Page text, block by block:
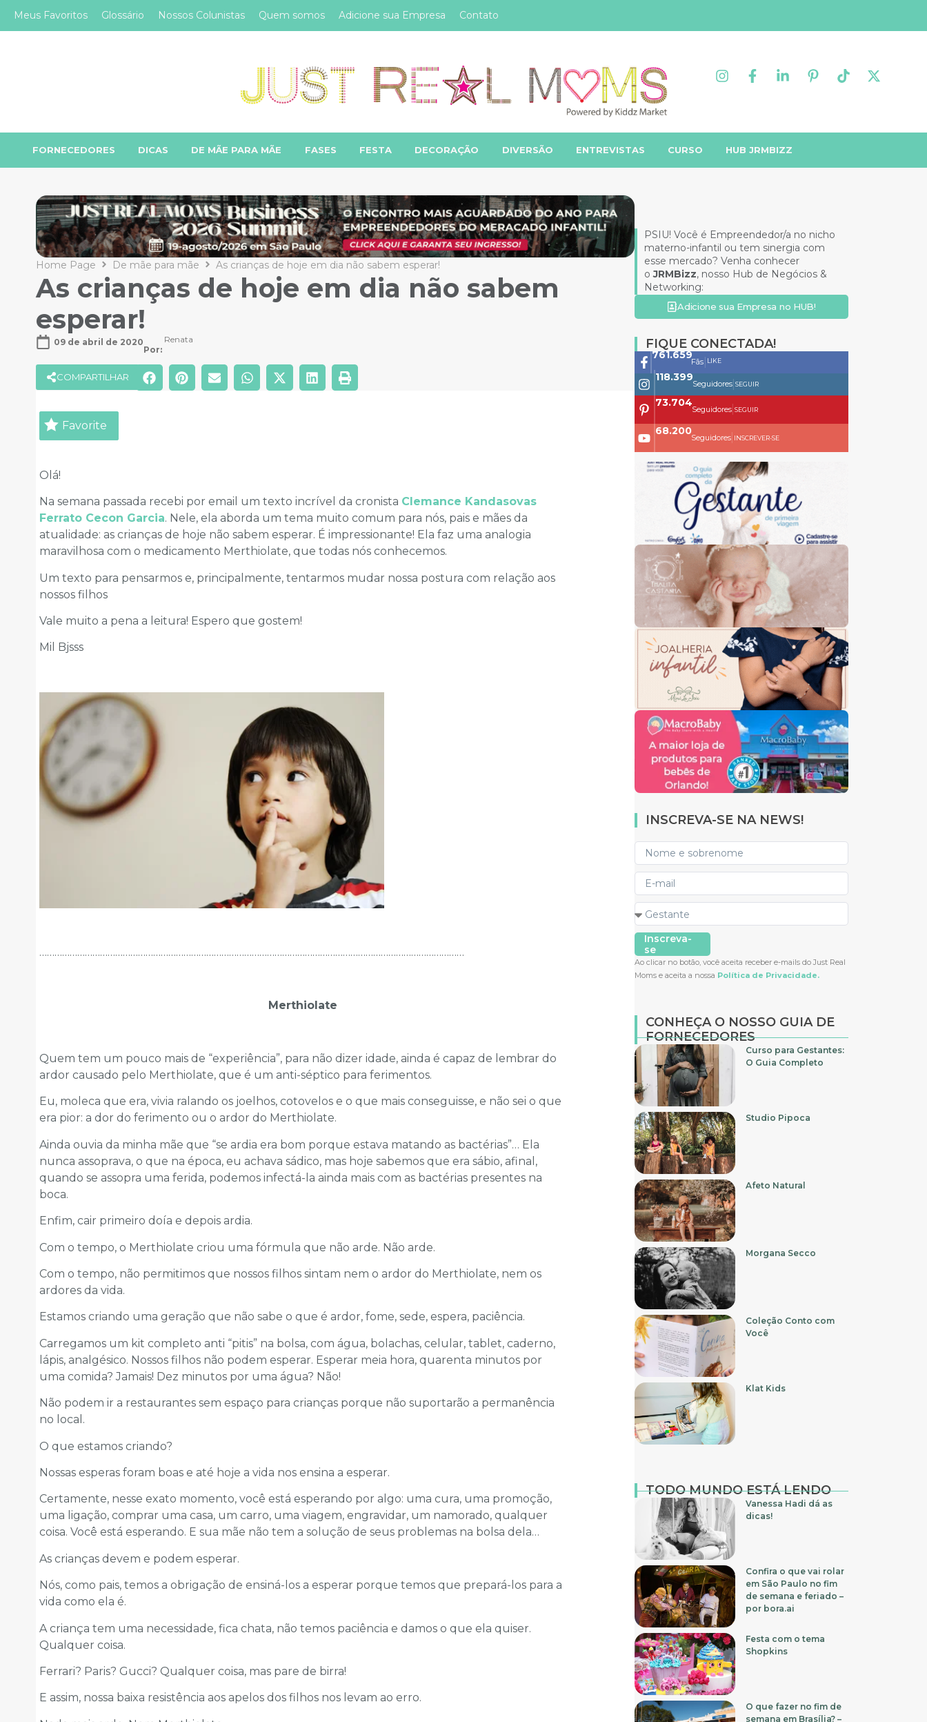
Meus Favoritos Glossário Nossos Colunistas Quem somos Adicione sua Empresa Contato
FORNECEDORES DICAS DE MÃE PARA MÃE FASES FESTA DECORAÇÃO DIVERSÃO ENTREVISTAS CURSO HUB JRMBIZZ
Home Page De mãe para mãe As crianças de hoje em dia não sabem esperar!
As crianças de hoje em dia não sabem
esperar!
09 de abril de 2020
Por:
Renata
COMPARTILHAR
Favorite
Olá!
Na semana passada recebi por email um texto incrível da cronista Clemance Kandasovas
Ferrato Cecon Garcia. Nele, ela aborda um tema muito comum para nós, pais e mães da
atualidade: as crianças de hoje não sabem esperar. É impressionante! Ela faz uma analogia
maravilhosa com o medicamento Merthiolate, que todas nós conhecemos.
Um texto para pensarmos e, principalmente, tentarmos mudar nossa postura com relação aos
nossos filhos
Vale muito a pena a leitura! Espero que gostem!
Mil Bjsss
……………………………………………………………………………………………………………………………………………………
Merthiolate
Quem tem um pouco mais de “experiência”, para não dizer idade, ainda é capaz de lembrar do
ardor causado pelo Merthiolate, que é um anti-séptico para ferimentos.
Eu, moleca que era, vivia ralando os joelhos, cotovelos e o que mais conseguisse, e não sei o que
era pior: a dor do ferimento ou o ardor do Merthiolate.
Ainda ouvia da minha mãe que “se ardia era bom porque estava matando as bactérias”… Ela
nunca assoprava, o que na época, eu achava sádico, mas hoje sabemos que era sábio, afinal,
quando se assopra uma ferida, podemos infectá-la ainda mais com as bactérias presentes na
boca.
Enfim, cair primeiro doía e depois ardia.
Com o tempo, o Merthiolate criou uma fórmula que não arde. Não arde.
Com o tempo, não permitimos que nossos filhos sintam nem o ardor do Merthiolate, nem os
ardores da vida.
Estamos criando uma geração que não sabe o que é ardor, fome, sede, espera, paciência.
Carregamos um kit completo anti “pitis” na bolsa, com água, bolachas, celular, tablet, caderno,
lápis, analgésico. Nossos filhos não podem esperar. Esperar meia hora, quarenta minutos por
uma comida? Jamais! Dez minutos por uma água? Não!
Não podem ir a restaurantes sem espaço para crianças porque não suportarão a permanência
no local.
O que estamos criando?
Nossas esperas foram boas e até hoje a vida nos ensina a esperar.
Certamente, nesse exato momento, você está esperando por algo: uma cura, uma promoção,
uma ligação, comprar uma casa, um carro, uma viagem, engravidar, um namorado, qualquer
coisa. Você está esperando. E sua mãe não tem a solução de seus problemas na bolsa dela…
As crianças devem e podem esperar.
Nós, como pais, temos a obrigação de ensiná-los a esperar porque temos que prepará-los para a
vida como ela é.
A criança tem uma necessidade, fica chata, não temos paciência e damos o que ela quiser.
Qualquer coisa.
Ferrari? Paris? Gucci? Qualquer coisa, mas pare de birra!
E assim, nossa baixa resistência aos apelos dos filhos nos levam ao erro.
PSIU! Você é Empreendedor/a no nicho
materno-infantil ou tem sinergia com
esse mercado? Venha conhecer
oJRMBizz, nosso Hub de Negócios &
Networking:
Adicione sua Empresa no HUB!
FIQUE CONECTADA!
761.659
Fãs LIKE
118.399
Seguidores| SEGUIR
73.704
Seguidores| SEGUIR
68.200
Seguidores| INSCREVER-SE
INSCREVA-SE NA NEWS!
Inscreva-
se
Ao clicar no botão, você aceita receber e-mails do Just Real
Moms e aceita a nossa Política de Privacidade.
CONHEÇA O NOSSO GUIA DE
FORNECEDORES
Curso para Gestantes:
O Guia Completo
Studio Pipoca
Afeto Natural
Morgana Secco
Coleção Conto com
Você
Klat Kids
TODO MUNDO ESTÁ LENDO
Vanessa Hadi dá as
dicas!
Confira o que vai rolar
em São Paulo no fim
de semana e feriado –
por bora.ai
Festa com o tema
Shopkins
O que fazer no fim de
semana em Brasília? –